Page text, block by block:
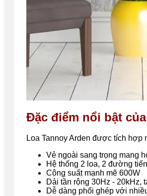
Đặc điểm nổi bật
Loa Tannoy Arden được tích hợp
Vẻ ngoài sang trọng mang
Hệ thống 2 loa, 2 đường
Công suất mạnh mẽ 600W
Dải tần rộng 30Hz - 20kHz,
Dễ dàng phối ghép với